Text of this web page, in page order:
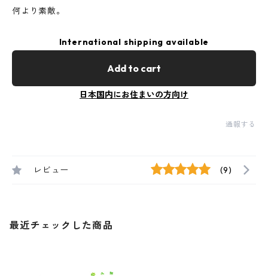
何より素敵。
International shipping available
Add to cart
日本国内にお住まいの方向け
通報する
レビュー (9)
最近チェックした商品